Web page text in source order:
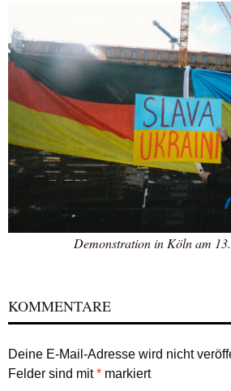
Demonstration in Köln am
KOMMENTARE
Deine E-Mail-Adresse wird nicht
Felder sind mit* markiert